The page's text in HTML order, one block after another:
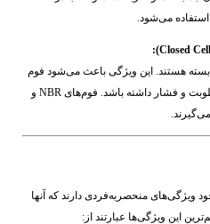
می‌شود.
هستند. این ویژگی باعث می‌شود فوم
مقاومت بالایی در برابر آب، رطوبت و فشار داشته باشد. فوم‌های NBR و
منحصربه‌فردی دارند که آنها
این ویژگی‌ها عبارتند از: